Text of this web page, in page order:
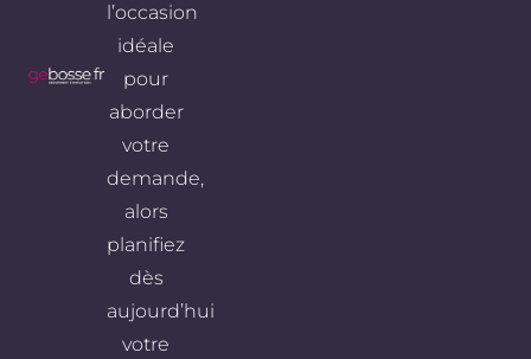
l’occasion
idéale
pour
aborder
votre
demande,
alors
planifiez
dès
aujourd’hui
votre